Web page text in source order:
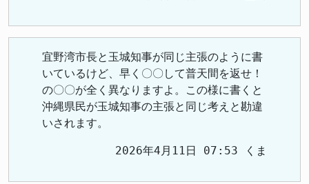
宜野湾市長と玉城知事が同じ主張のように書
いているけど、早く〇〇して普天間を返せ！
の〇〇が全く異なりますよ。この様に書くと
沖縄県民が玉城知事の主張と同じ考えと勘違
いされます。
2026年4月11日 07:53 くま